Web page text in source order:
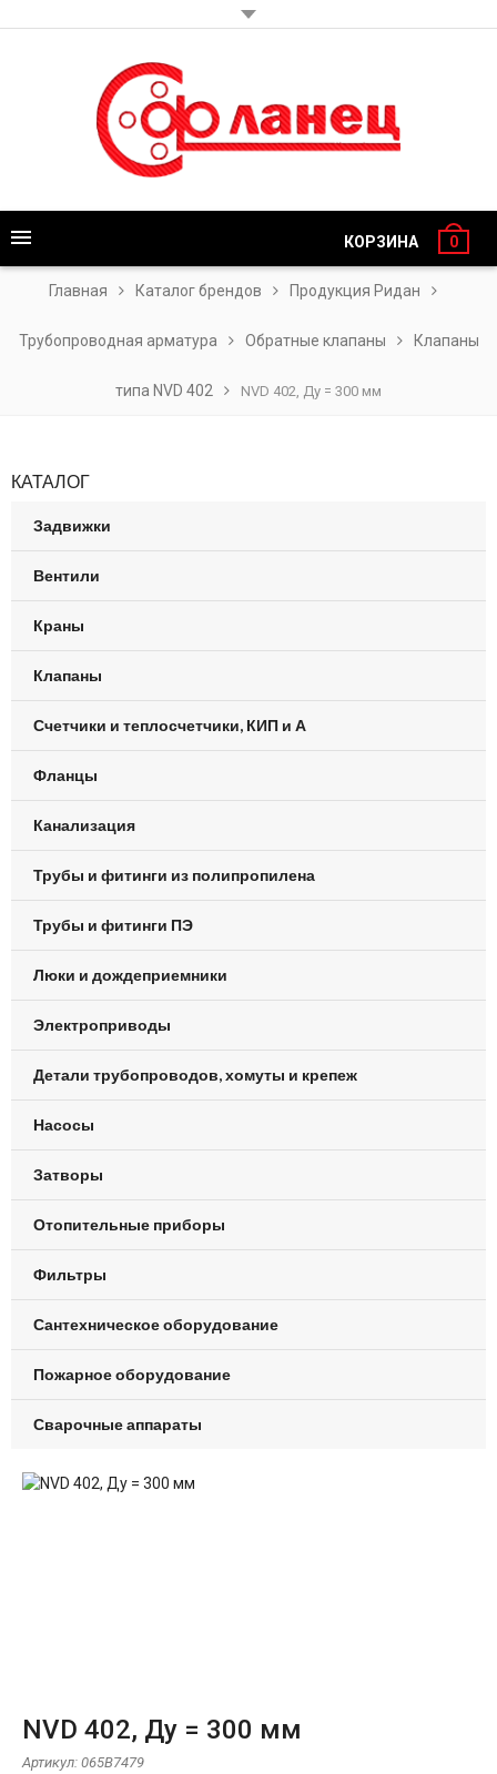
КОРЗИНА 0
Главная Каталог брендов Продукция Ридан
Трубопроводная арматура Обратные клапаны Клапаны
типа NVD 402 NVD 402, Ду = 300 мм
КАТАЛОГ
Задвижки
Вентили
Краны
Клапаны
Счетчики и теплосчетчики, КИП и А
Фланцы
Канализация
Трубы и фитинги из полипропилена
Трубы и фитинги ПЭ
Люки и дождеприемники
Электроприводы
Детали трубопроводов, хомуты и крепеж
Насосы
Затворы
Отопительные приборы
Фильтры
Сантехническое оборудование
Пожарное оборудование
Сварочные аппараты
NVD 402, Ду = 300 мм
Артикул: 065B7479